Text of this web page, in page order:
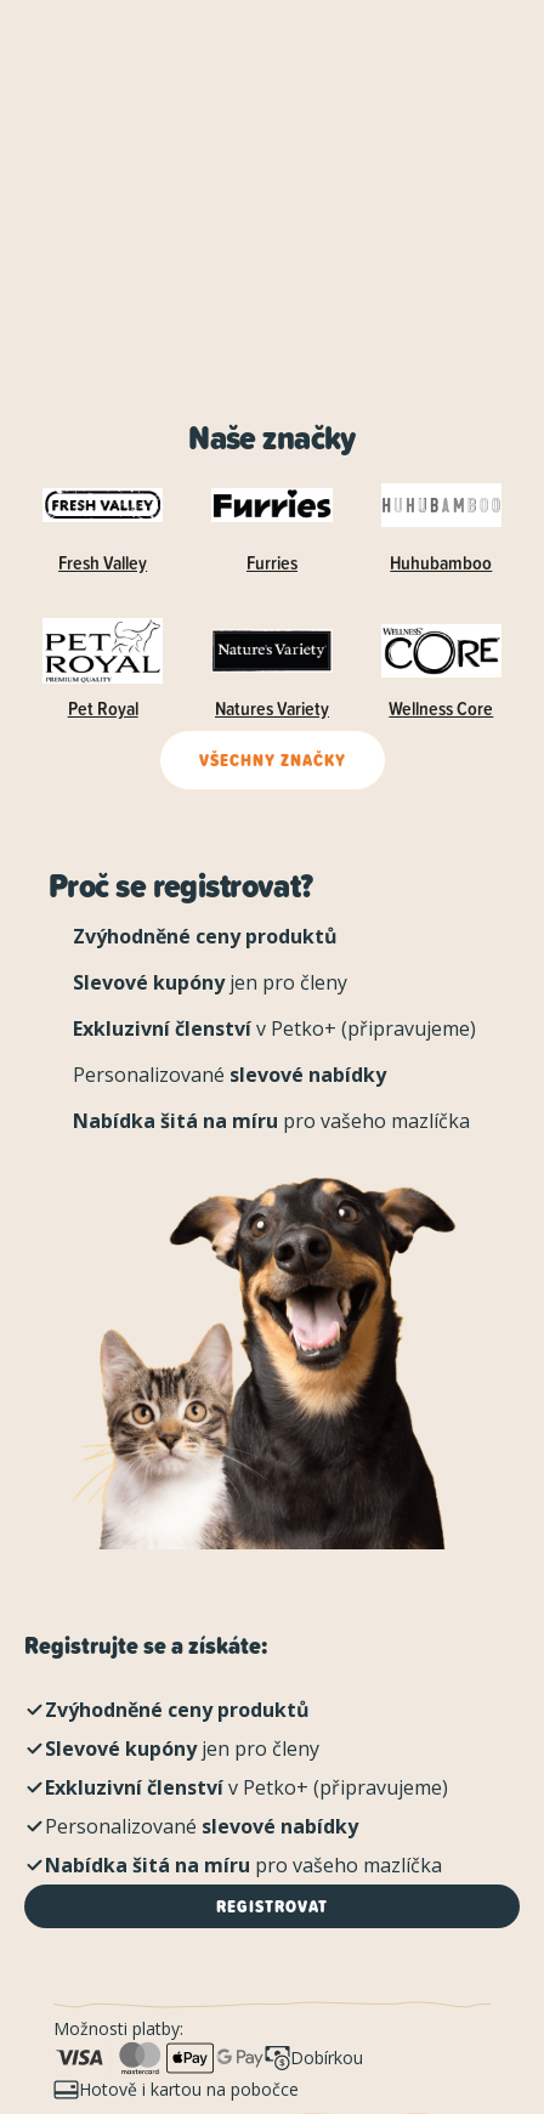
Naše značky
Fresh Valley Furries Huhubamboo
Pet Royal Natures Variety Wellness Core
VŠECHNY ZNAČKY
Proč se registrovat?
Zvýhodněné ceny produktů
Slevové kupónyjen pro členy
Exkluzivní členstvív Petko+ (připravujeme)
Personalizované slevové nabídky
Nabídka šitá na míru pro vašeho mazlíčka
Registrujte se a získáte:
Zvýhodněné ceny produktů
Slevové kupónyjen pro členy
Exkluzivní členstvív Petko+ (připravujeme)
Personalizované slevové nabídky
Nabídka šitá na míru pro vašeho mazlíčka
REGISTROVAT
Možnosti platby:
Dobírkou
Hotově i kartou na pobočce